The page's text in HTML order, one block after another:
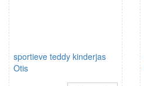
sportieve teddy kinderjas
Otis